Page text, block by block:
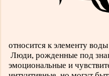
относится к элементу
Люди, рожденные под
эмоциональные и